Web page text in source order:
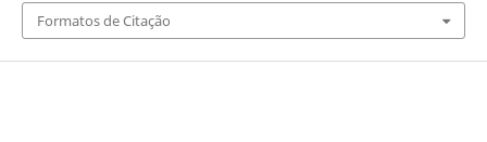
Formatos de Citação